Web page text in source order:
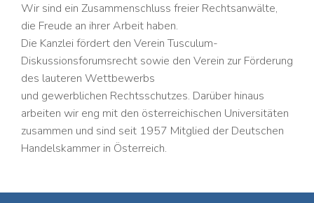
Wir sind ein Zusammenschluss freier Rechtsanwälte,
die Freude an ihrer Arbeit haben.
Die Kanzlei fördert den Verein Tusculum-
Diskussionsforumsrecht sowie den Verein zur Förderung
des lauteren Wettbewerbs
und gewerblichen Rechtsschutzes. Darüber hinaus
arbeiten wir eng mit den österreichischen Universitäten
zusammen und sind seit 1957 Mitglied der Deutschen
Handelskammer in Österreich.